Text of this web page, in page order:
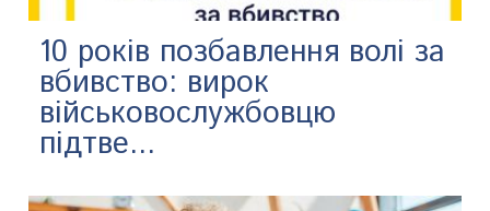
10 років позбавлення волі за
вбивство: вирок
військовослужбовцю
підтве...